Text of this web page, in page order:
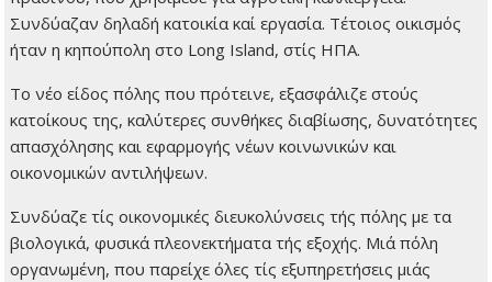
Συνδύαζαν δηλαδή κατοικία καί εργασία. Τέτοιος οικισμός
ήταν η κηπούπολη στο Long Island, στίς ΗΠΑ.
Το νέο είδος πόλης που πρότεινε, εξασφάλιζε στούς
κατοίκους της, καλύτερες συνθήκες διαβίωσης, δυνατότητες
απασχόλησης και εφαρμογής νέων κοινωνικών και
οικονομικών αντιλήψεων.
Συνδύαζε τίς οικονομικές διευκολύνσεις τής πόλης με τα
βιολογικά, φυσικά πλεονεκτήματα τής εξοχής. Μιά πόλη
οργανωμένη, που παρείχε όλες τίς εξυπηρετήσεις μιάς